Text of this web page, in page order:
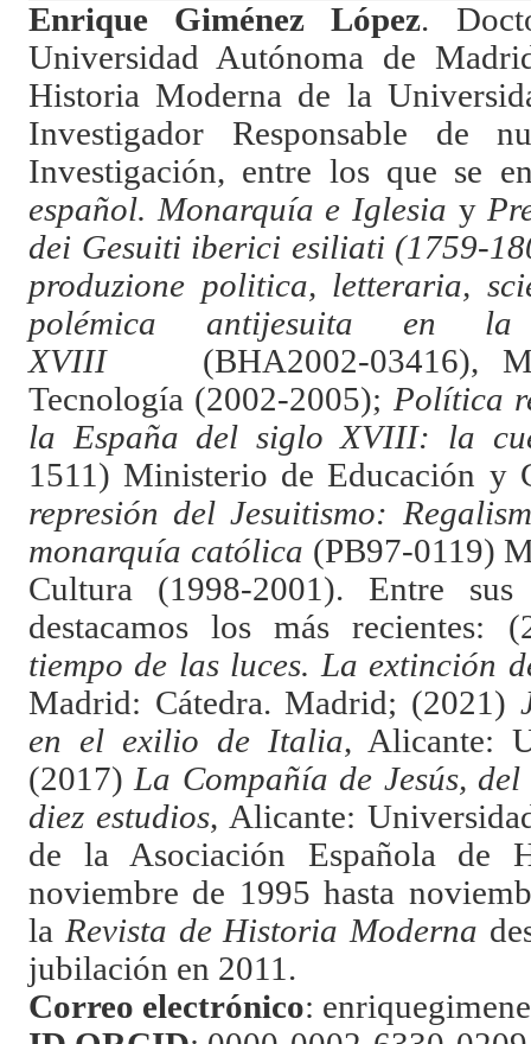
Enrique Giménez López.
Universidad Autónoma de
Historia Moderna de la
Investigador Responsable de
Investigación, entre los que se
español. Monarquía e Iglesia y
dei Gesuiti iberici esiliati (1759-
produzione politica, letteraria,
polémica antijesuita en
XVIII(BHA2002-03416),
Tecnología (2002-2005); Política
la España del siglo XVIII: la
1511) Ministerio de Educación y
represión del Jesuitismo:
monarquía católica (PB97-0119)
Cultura (1998-2001). Entre
destacamos los más recientes:
tiempo de las luces. La extinción
Madrid: Cátedra. Madrid; (2021)
en el exilio de Italia, Alicante:
(2017)La Compañía de Jesús,
diez estudios, Alicante:
de la Asociación Española de
noviembre de 1995 hasta
la Revista de Historia Moderna
jubilación en 2011.
Correo electrónico: